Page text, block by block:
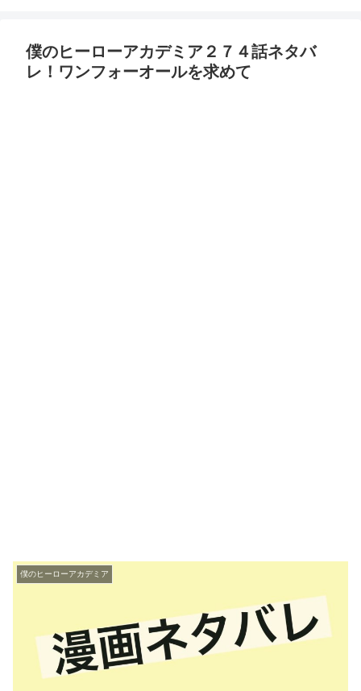
僕のヒーローアカデミア２７４話ネタバ
レ！ワンフォーオールを求めて
僕のヒーローアカデミア